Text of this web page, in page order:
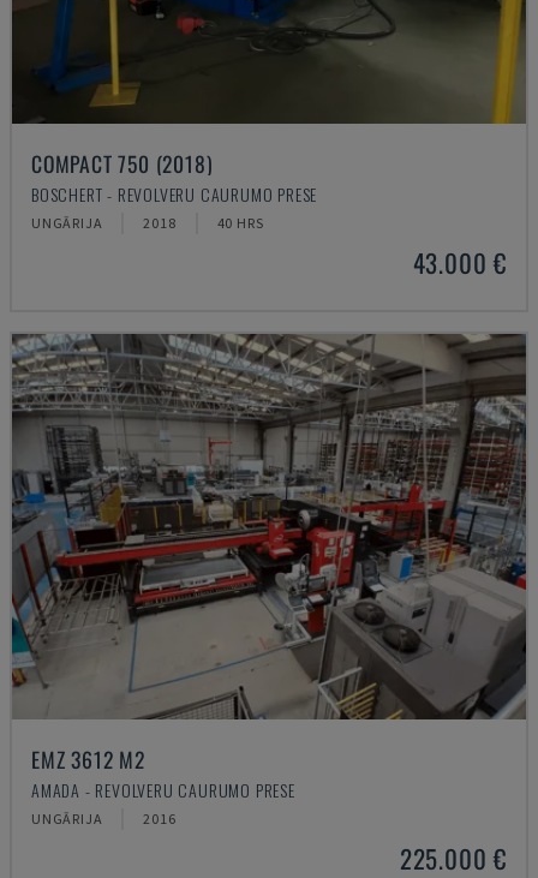
COMPACT 750 (2018)
BOSCHERT - REVOLVERU CAURUMO PRESE
UNGĀRIJA 2018 40 HRS
43.000 €
EMZ 3612 M2
AMADA - REVOLVERU CAURUMO PRESE
UNGĀRIJA 2016
225.000 €